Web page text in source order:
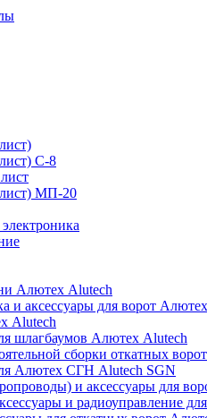
С-8
МП-20
Алютех Alutech
и аксессуары для ворот
Alutech
шлагбаумов Алютех Alutech
сборки откатных
Алютех СГН Alutech SGN
и аксессуары для
и радиоуправление